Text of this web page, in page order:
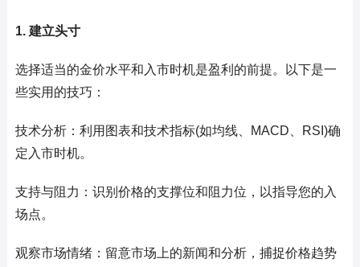
1. 建立头寸
选择适当的金价水平和入市时机是盈利的前提。以下是一
些实用的技巧：
技术分析：利用图表和技术指标(如均线、MACD、RSI)确
定入市时机。
支持与阻力：识别价格的支撑位和阻力位，以指导您的入
场点。
观察市场情绪：留意市场上的新闻和分析，捕捉价格趋势